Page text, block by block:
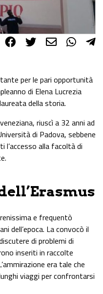
per le pari opportunità
di Elena Lucrezia
della storia.
riuscì a 32 anni ad
di Padova, sebbene
l’accesso alla facoltà di
e frequentò
dell’epoca. La convocò il
di problemi di
inseriti in raccolte
era tale che
viaggi per confrontarsi